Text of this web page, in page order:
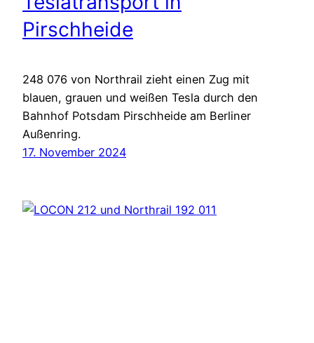
Pirschheide
248 076 von Northrail zieht einen Zug mit
blauen, grauen und weißen Tesla durch den
Bahnhof Potsdam Pirschheide am Berliner
Außenring.
17. November 2024